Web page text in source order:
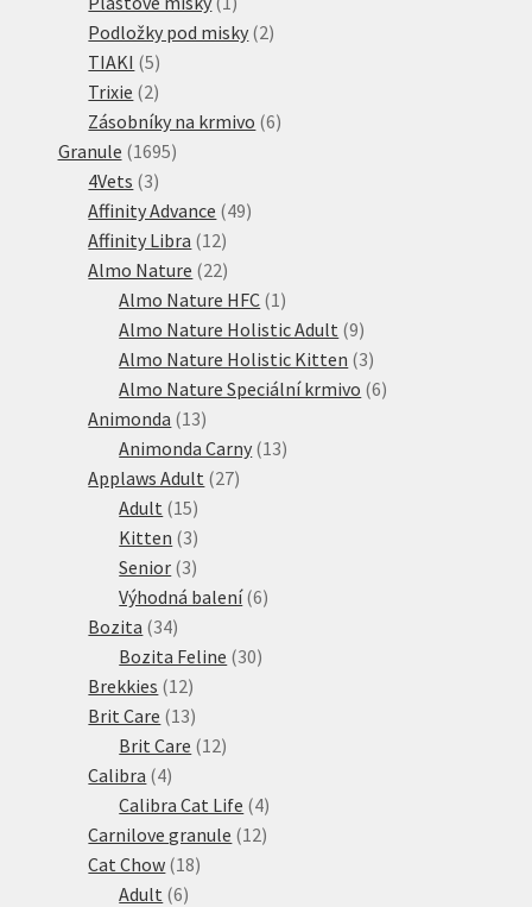
produkt
Podložky pod misky 22
TIAKI 55
produktů
Trixie 22
produkty
Zásobníky na krmivo 66
Granule 16951695
4Vets 33
produkty
Affinity Advance 4949
Affinity Libra 1212
produktů
Almo Nature 2222
produktů
Almo Nature HFC 1 1
produkt
Almo Nature Holistic Adult 99
produktů
Almo Nature Holistic Kitten 33
produkty
Almo Nature Speciální krmivo 66
Animonda 1313
produktů
Animonda Carny 1313
Applaws Adult 2727
Adult 1515
produktů
Kitten 33
produkty
Senior 33
produkty
Výhodná balení 66
Bozita 3434
produktů
Bozita Feline 3030
Brekkies 1212
produktů
Brit Care 1313
produktů
Brit Care 1212
Calibra 44
produkty
Calibra Cat Life 44
produkty
Carnilove granule 1212
Cat Chow 1818
Adult 66